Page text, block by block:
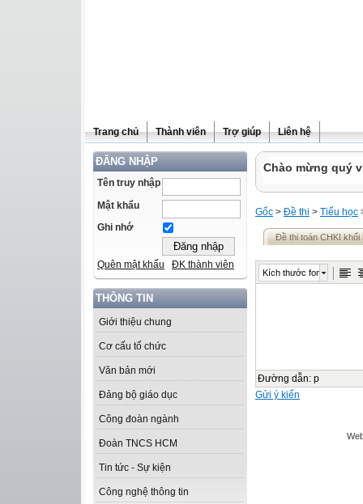
Trang chủ Thành viên Trợ giúp Liên hệ
ĐĂNG NHẬP
Tên truy nhập
Mật khẩu
Ghi nhớ
Quên mật khẩu ĐK thành viên
THÔNG TIN
Giới thiệu chung
Cơ cấu tổ chức
Văn bản mới
Đảng bộ giáo dục
Công đoàn ngành
Đoàn TNCS HCM
Tin tức - Sự kiện
Công nghệ thông tin
Chào mừng quý
Gốc > Đề thi > Tiểu học
Đề thi toán CHKI khối
Kích thước font
Đường dẫn: p
Gửi ý kiến